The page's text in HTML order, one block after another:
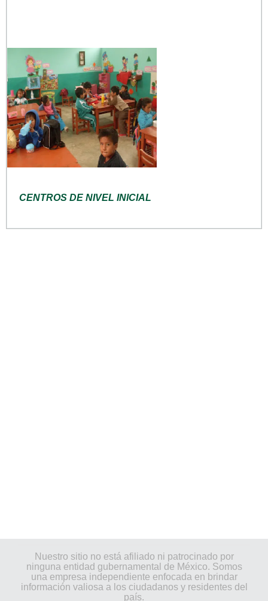
CENTROS DE NIVEL INICIAL
Nuestro sitio no está afiliado ni patrocinado por
ninguna entidad gubernamental de México. Somos
una empresa independiente enfocada en brindar
información valiosa a los ciudadanos y residentes del
país.